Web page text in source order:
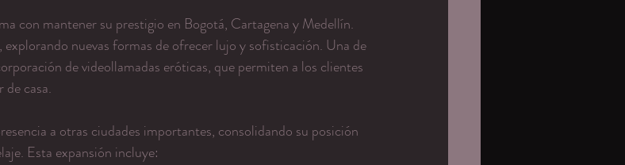
con mantener su prestigio en Bogotá, Cartagena y Medellín.
explorando nuevas formas de ofrecer lujo y sofisticación. Una de
de videollamadas eróticas, que permiten a los clientes
casa.
a otras ciudades importantes, consolidando su posición
Esta expansión incluye: